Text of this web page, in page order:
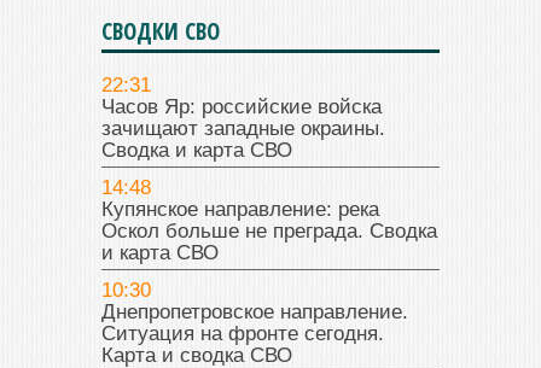
СВОДКИ СВО
22:31
Часов Яр: российские войска
зачищают западные окраины.
Сводка и карта СВО
14:48
Купянское направление: река
Оскол больше не преграда. Сводка
и карта СВО
10:30
Днепропетровское направление.
Ситуация на фронте сегодня.
Карта и сводка СВО